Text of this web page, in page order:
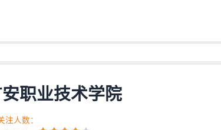
职业技术学院
注人数：